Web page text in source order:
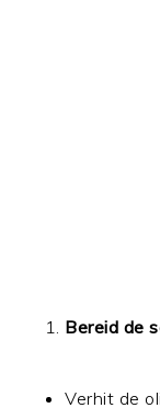
Bereid de
Verhit de